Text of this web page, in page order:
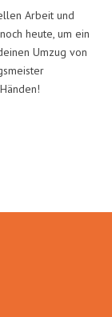
Arbeit und
heute, um ein
Umzug von